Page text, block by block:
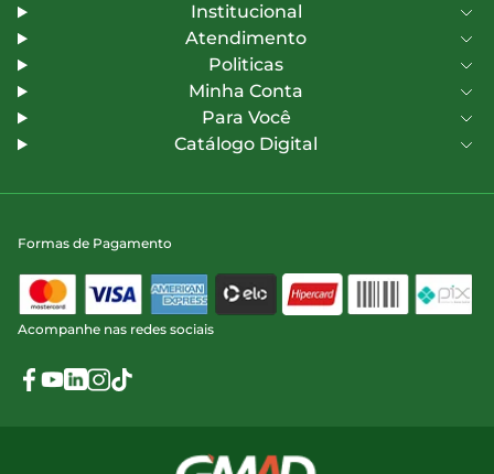
Institucional
Atendimento
Politicas
Minha Conta
Para Você
Catálogo Digital
Formas de Pagamento
Acompanhe nas redes sociais